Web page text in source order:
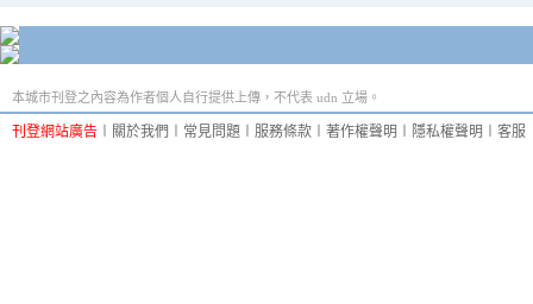
本城市刊登之內容為作者個人自行提供上傳，不代表 udn 立場。
刊登網站廣告 關於我們 常見問題 服務條款 著作權聲明 隱私權聲明 客服